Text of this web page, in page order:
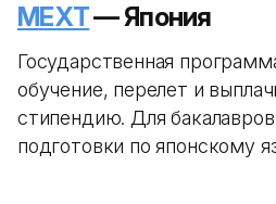
MEXT— Япония
Государственная
обучение, перелет и
стипендию. Для
подготовки по японскому